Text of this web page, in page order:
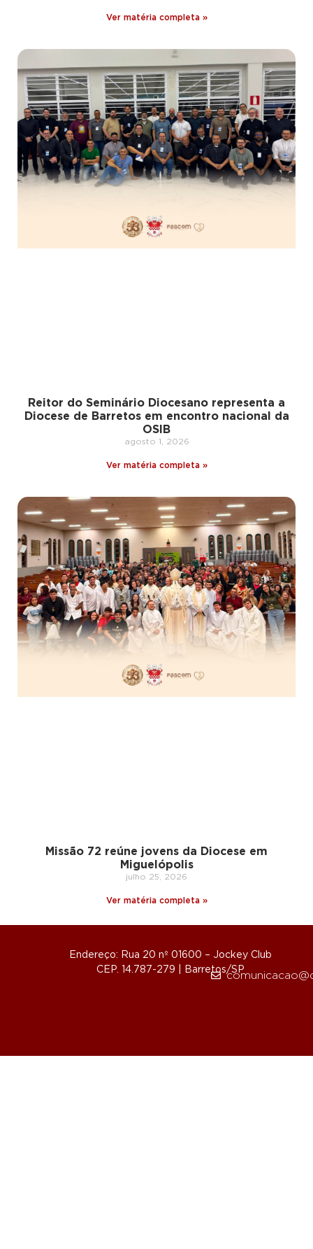
Ver matéria completa »
Reitor do Seminário Diocesano representa a
Diocese de Barretos em encontro nacional da
OSIB
agosto 1, 2026
Ver matéria completa »
Missão 72 reúne jovens da Diocese em
Miguelópolis
julho 25, 2026
Ver matéria completa »
Endereço: Rua 20 nº 01600 – Jockey Club
CEP. 14.787-279 | Barretos/SP